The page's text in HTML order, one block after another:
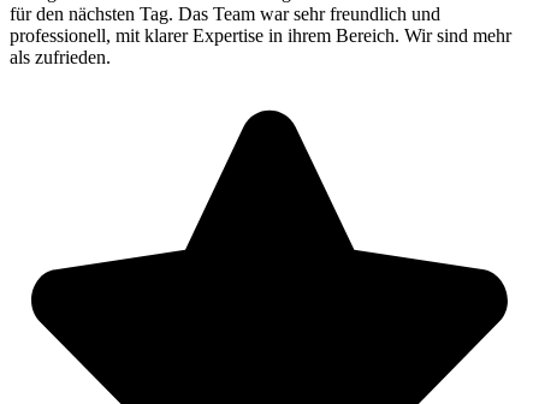
für den nächsten Tag. Das Team war sehr freundlich und
professionell, mit klarer Expertise in ihrem Bereich. Wir sind mehr
als zufrieden.